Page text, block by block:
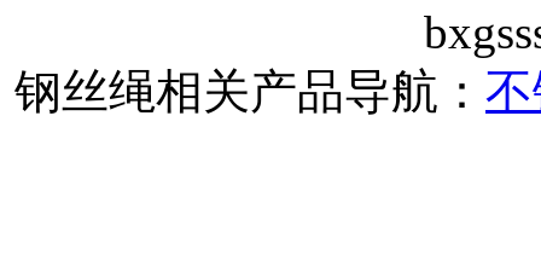
钢丝绳相关产品导航：